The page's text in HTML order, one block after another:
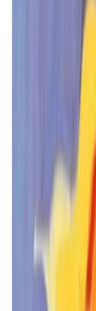
Ο Ισίδωρος βαριέται
Αυτό που θέλει στ'
υπερήρωας, να
Βόρειο Πόλο, να κάνει
παγωτά! Γιατί ο
όλες οι γεύσεις. Όμως
Σύγχρονα
Η γνώμη των